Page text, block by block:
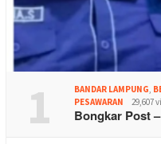
1 BANDAR LAMPUNG,
PESAWARAN
29,607
Bongkar Post